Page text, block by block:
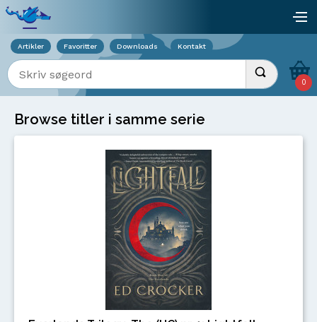
Artikler Favoritter Downloads Kontakt
Indtast søgeord Udfør søgning
0
Browse titler i samme serie
Viser overlay for indkøbskurv